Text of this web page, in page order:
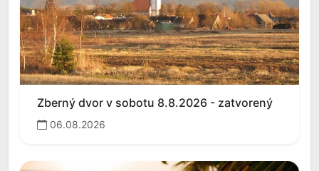
Zberný dvor v sobotu 8.8.2026 - zatvorený
06.08.2026